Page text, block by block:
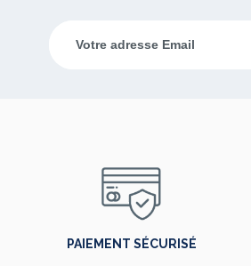
PAIEMENT SÉCURISÉ